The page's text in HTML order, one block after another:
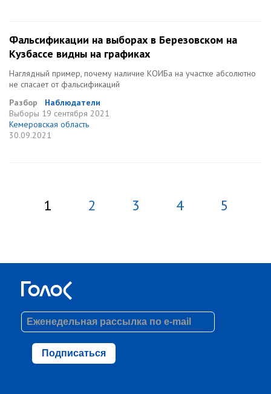
Фальсификации на выборах в Березовском на
Кузбассе видны на графиках
Наглядный пример, почему наличие КОИБа на участке абсолютно
не спасает от фальсификаций
Разбор
Наблюдатели
Выборы 19 сентября 2021
Кемеровская область
30.09.2021
1 2 3 4 5
Подписаться